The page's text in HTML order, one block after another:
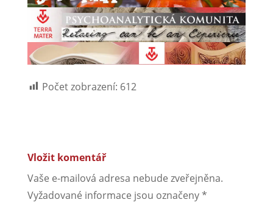
Počet zobrazení: 612
Vložit komentář
Vaše e-mailová adresa nebude zveřejněna.
Vyžadované informace jsou označeny*